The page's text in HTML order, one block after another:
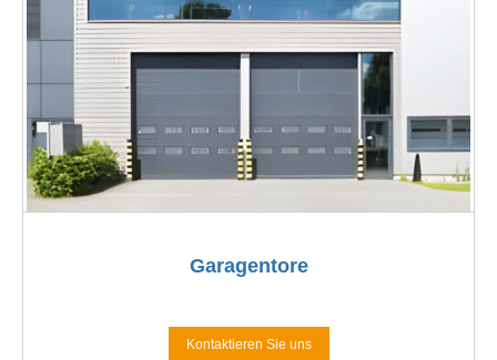
Garagentore
Kontaktieren Sie uns